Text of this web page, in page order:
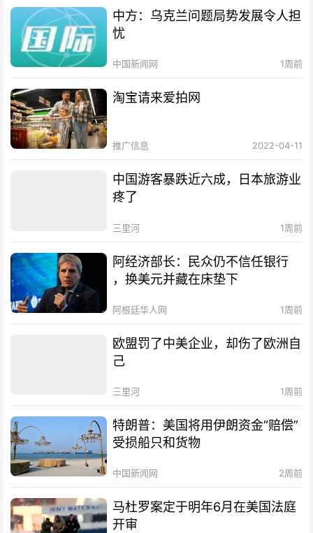
中方：乌克兰问题局势发展令人担
忧
中国新闻网 1周前
淘宝请来爱拍网
推广信息 2022-04-11
中国游客暴跌近六成，日本旅游业
疼了
三里河 1周前
阿经济部长：民众仍不信任银行
，换美元并藏在床垫下
阿根廷华人网 1周前
欧盟罚了中美企业，却伤了欧洲自
己
三里河 1周前
特朗普：美国将用伊朗资金“赔偿”
受损船只和货物
中国新闻网 2周前
马杜罗案定于明年6月在美国法庭
开审